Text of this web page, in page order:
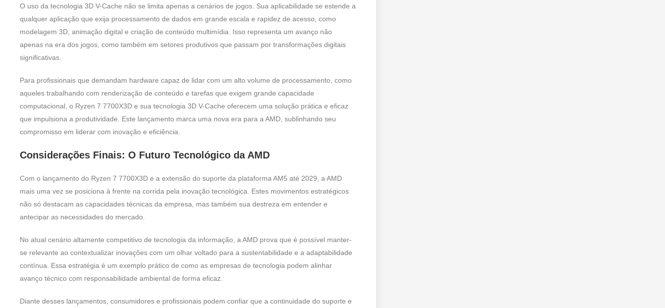
O uso da tecnologia 3D V-Cache não se limita apenas a cenários de jogos. Sua aplicabilidade se estende a
qualquer aplicação que exija processamento de dados em grande escala e rapidez de acesso, como
modelagem 3D, animação digital e criação de conteúdo multimídia. Isso representa um avanço não
apenas na era dos jogos, como também em setores produtivos que passam por transformações digitais
significativas.
Para profissionais que demandam hardware capaz de lidar com um alto volume de processamento, como
aqueles trabalhando com renderização de conteúdo e tarefas que exigem grande capacidade
computacional, o Ryzen 7 7700X3D e sua tecnologia 3D V-Cache oferecem uma solução prática e eficaz
que impulsiona a produtividade. Este lançamento marca uma nova era para a AMD, sublinhando seu
compromisso em liderar com inovação e eficiência.
Considerações Finais: O Futuro Tecnológico da AMD
Com o lançamento do Ryzen 7 7700X3D e a extensão do suporte da plataforma AM5 até 2029, a AMD
mais uma vez se posiciona à frente na corrida pela inovação tecnológica. Estes movimentos estratégicos
não só destacam as capacidades técnicas da empresa, mas também sua destreza em entender e
antecipar as necessidades do mercado.
No atual cenário altamente competitivo de tecnologia da informação, a AMD prova que é possível manter-
se relevante ao contextualizar inovações com um olhar voltado para a sustentabilidade e a adaptabilidade
contínua. Essa estratégia é um exemplo prático de como as empresas de tecnologia podem alinhar
avanço técnico com responsabilidade ambiental de forma eficaz.
Diante desses lançamentos, consumidores e profissionais podem confiar que a continuidade do suporte e